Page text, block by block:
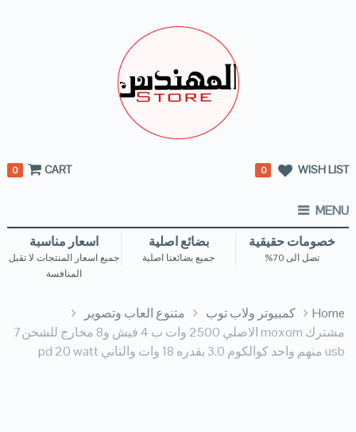
WISH LIST
0
CART
0
MENU
خصومات حقيقية
تصل الى 70%
بضائع اصلية
جميع بضائعنا اصلية
اسعار مناسبة
جميع اسعار المنتجات لا تقبل
المنافسة
Home كمبيوتر ولاب توب
متنوع العاب وتصوير
مشترك moxom الاصلي 2500 وات ب 4 فيش و8 مخارج للشحن7
usb منهم واحد كوالكوم 3.0 بقدره 18 وات والتاني pd 20 watt